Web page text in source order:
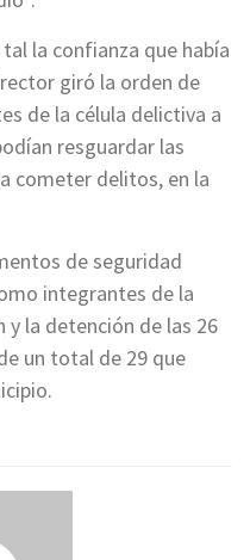
la confianza que había
giró la orden de
de la célula delictiva a
resguardar las
cometer delitos, en la
de seguridad
integrantes de la
y la detención de las 26
un total de 29 que